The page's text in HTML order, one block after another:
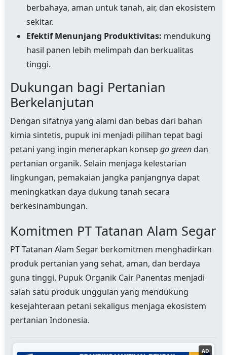
berbahaya, aman untuk tanah, air, dan ekosistem
sekitar.
Efektif Menunjang Produktivitas: mendukung
hasil panen lebih melimpah dan berkualitas
tinggi.
Dukungan bagi Pertanian
Berkelanjutan
Dengan sifatnya yang alami dan bebas dari bahan
kimia sintetis, pupuk ini menjadi pilihan tepat bagi
petani yang ingin menerapkan konsep go green dan
pertanian organik. Selain menjaga kelestarian
lingkungan, pemakaian jangka panjangnya dapat
meningkatkan daya dukung tanah secara
berkesinambungan.
Komitmen PT Tatanan Alam Segar
PT Tatanan Alam Segar berkomitmen menghadirkan
produk pertanian yang sehat, aman, dan berdaya
guna tinggi. Pupuk Organik Cair Panentas menjadi
salah satu produk unggulan yang mendukung
kesejahteraan petani sekaligus menjaga ekosistem
pertanian Indonesia.
AD